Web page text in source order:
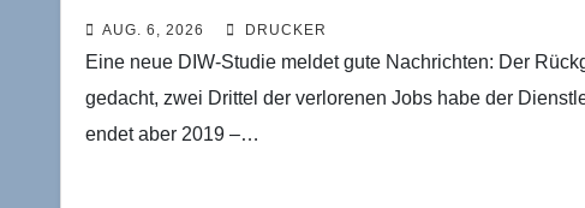
AUG. 6, 2026 DRUCKER
Eine neue DIW-Studie meldet gute Nachrichten: Der
gedacht, zwei Drittel der verlorenen Jobs habe der
endet aber 2019 –…